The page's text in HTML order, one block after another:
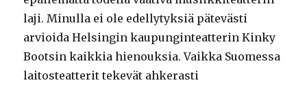
laji. Minulla ei ole edellytyksiä pätevästi
arvioida Helsingin kaupunginteatterin Kinky
Bootsin kaikkia hienouksia. Vaikka Suomessa
laitosteatterit tekevät ahkerasti